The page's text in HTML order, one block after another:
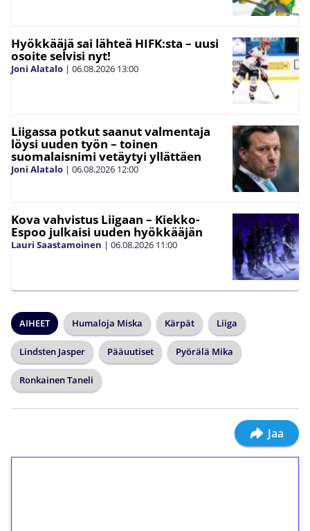
Hyökkääjä sai lähteä HIFK:sta – uusi
osoite selvisi nyt!
Joni Alatalo | 06.08.2026 13:00
Liigassa potkut saanut valmentaja
löysi uuden työn – toinen
suomalaisnimi vetäytyi yllättäen
Joni Alatalo | 06.08.2026 12:00
Kova vahvistus Liigaan – Kiekko-
Espoo julkaisi uuden hyökkääjän
Lauri Saastamoinen | 06.08.2026 11:00
AIHEET Humaloja Miska Kärpät Liiga
Lindsten Jasper Pääuutiset Pyörälä Mika
Ronkainen Taneli
Jaa